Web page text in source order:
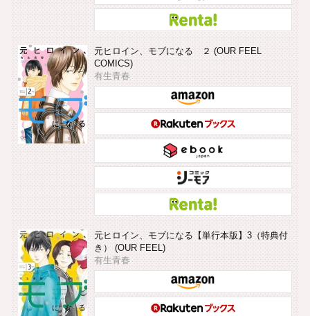
元ヒロイン、モブになる ２ (OUR FEEL
COMICS)
有生青春
元ヒロイン、モブになる【単行本版】3（特典付
き） (OUR FEEL)
有生青春